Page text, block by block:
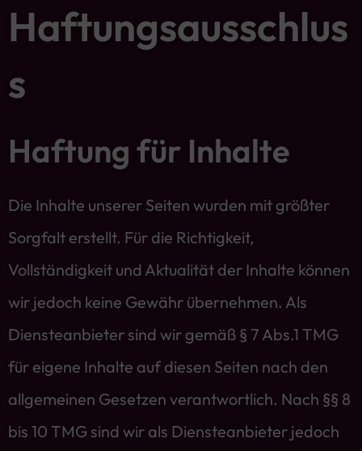
Haftungsausschlus
s
Haftung für Inhalte
Die Inhalte unserer Seiten wurden mit größter
Sorgfalt erstellt. Für die Richtigkeit,
Vollständigkeit und Aktualität der Inhalte können
wir jedoch keine Gewähr übernehmen. Als
Diensteanbieter sind wir gemäß § 7 Abs.1 TMG
für eigene Inhalte auf diesen Seiten nach den
allgemeinen Gesetzen verantwortlich. Nach §§ 8
bis 10 TMG sind wir als Diensteanbieter jedoch